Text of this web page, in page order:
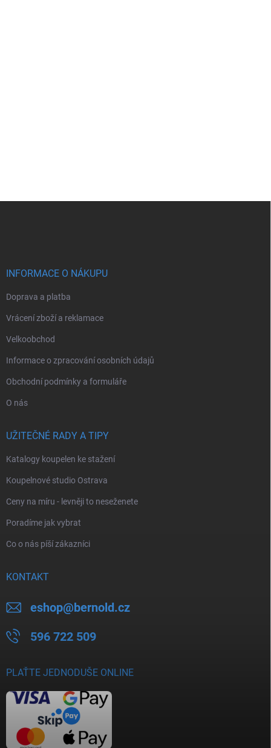
INFORMACE O NÁKUPU
Doprava a platba
Vrácení zboží a reklamace
Velkoobchod
Informace o zpracování osobních údajů
Obchodní podmínky a formuláře
O nás
UŽITEČNÉ RADY A TIPY
Katalogy koupelen ke stažení
Koupelnové studio Ostrava
Ceny na míru - levněji to neseženete
Poradíme jak vybrat
Co o nás píší zákazníci
KONTAKT
eshop@bernold.cz
596 722 509
PLAŤTE JEDNODUŠE ONLINE